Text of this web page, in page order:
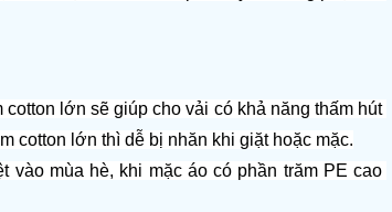
lớn sẽ giúp cho vải có khả năng thấm hút
cotton lớn thì dễ bị nhăn khi giặt hoặc mặc.
mùa hè, khi mặc áo có phần trăm PE cao